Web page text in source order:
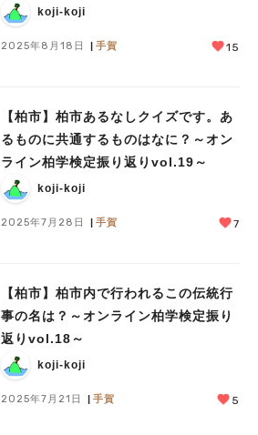
里、藤心、旭町、十余二、光ヶ丘、中
新宿、明原、常盤台、松葉町～
koji-koji
2025年8月18日 手賀 15
【柏市】柏市あるなしクイズです。あ
るものに共通するものはなに？～オン
ライン柏学検定振り返りvol.19～
koji-koji
2025年7月28日 手賀 7
【柏市】柏市内で行われるこの伝統行
事の名は？～オンライン柏学検定振り
返りvol.18～
koji-koji
2025年7月21日 手賀 5